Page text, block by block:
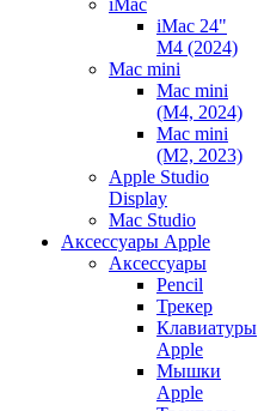
iMac
iMac 24"
M4 (2024)
Mac mini
Mac mini
(M4, 2024)
Mac mini
(M2, 2023)
Apple Studio
Display
Mac Studio
Аксессуары Apple
Аксессуары
Pencil
Трекер
Клавиатуры
Apple
Мышки
Apple